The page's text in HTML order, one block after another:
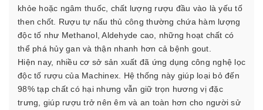
khỏe hoặc ngâm thuốc, chất lượng rượu đầu vào là yếu tố
then chốt. Rượu tự nấu thủ công thường chứa hàm lượng
độc tố như Methanol, Aldehyde cao, những hoạt chất có
thể phá hủy gan và thận nhanh hơn cả bệnh gout.
Hiện nay, nhiều cơ sở sản xuất đã ứng dụng công nghệ lọc
độc tố rượu của Machinex. Hệ thống này giúp loại bỏ đến
98% tạp chất có hại nhưng vẫn giữ trọn hương vị đặc
trưng, giúp rượu trở nên êm và an toàn hơn cho người sử